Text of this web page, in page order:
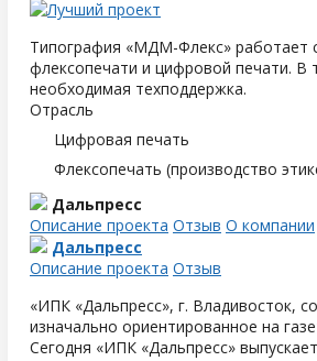
Типография «МДМ-Флекс» работает
флексопечати и цифровой печати. В
необходимая техподдержка.
Отрасль
Цифровая печать
Флексопечать (производство
Дальпресс
Описание проекта Отзыв О компании
Дальпресс
Описание проекта Отзыв
«ИПК «Дальпресс», г. Владивосток,
изначально ориентированное на
Сегодня «ИПК «Дальпресс»